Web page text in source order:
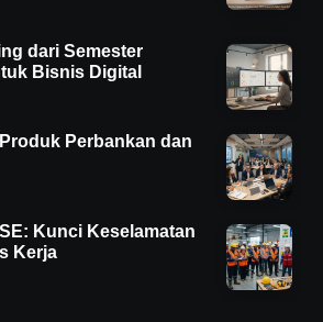
dari Semester
Bisnis Digital
Perbankan dan
Kunci Keselamatan
Kerja